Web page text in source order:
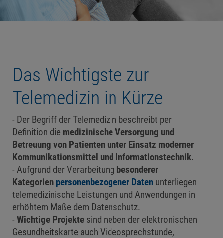
Das Wichtigste zur
Telemedizin in Kürze
Der Begriff der Telemedizin beschreibt per
Definition die medizinische Versorgung und
Betreuung von Patienten unter Einsatz moderner
Kommunikationsmittel und Informationstechnik.
Aufgrund der Verarbeitung besonderer
Kategorien personenbezogener Daten unterliegen
telemedizinische Leistungen und Anwendungen in
erhöhtem Maße dem Datenschutz.
Wichtige Projekte sind neben der elektronischen
Gesundheitskarte auch Videosprechstunde,